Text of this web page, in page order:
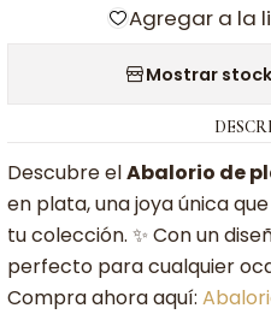
Agregar a la
Mostrar
Descubre elAbalorio de
en plata, una joya única
tu colección. ✨ Con un
perfecto para cualquier
Compra ahora aquí: